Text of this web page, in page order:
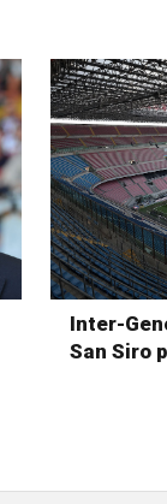
Inter-
San Siro